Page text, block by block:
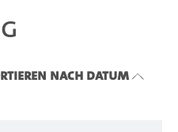
nach Datum